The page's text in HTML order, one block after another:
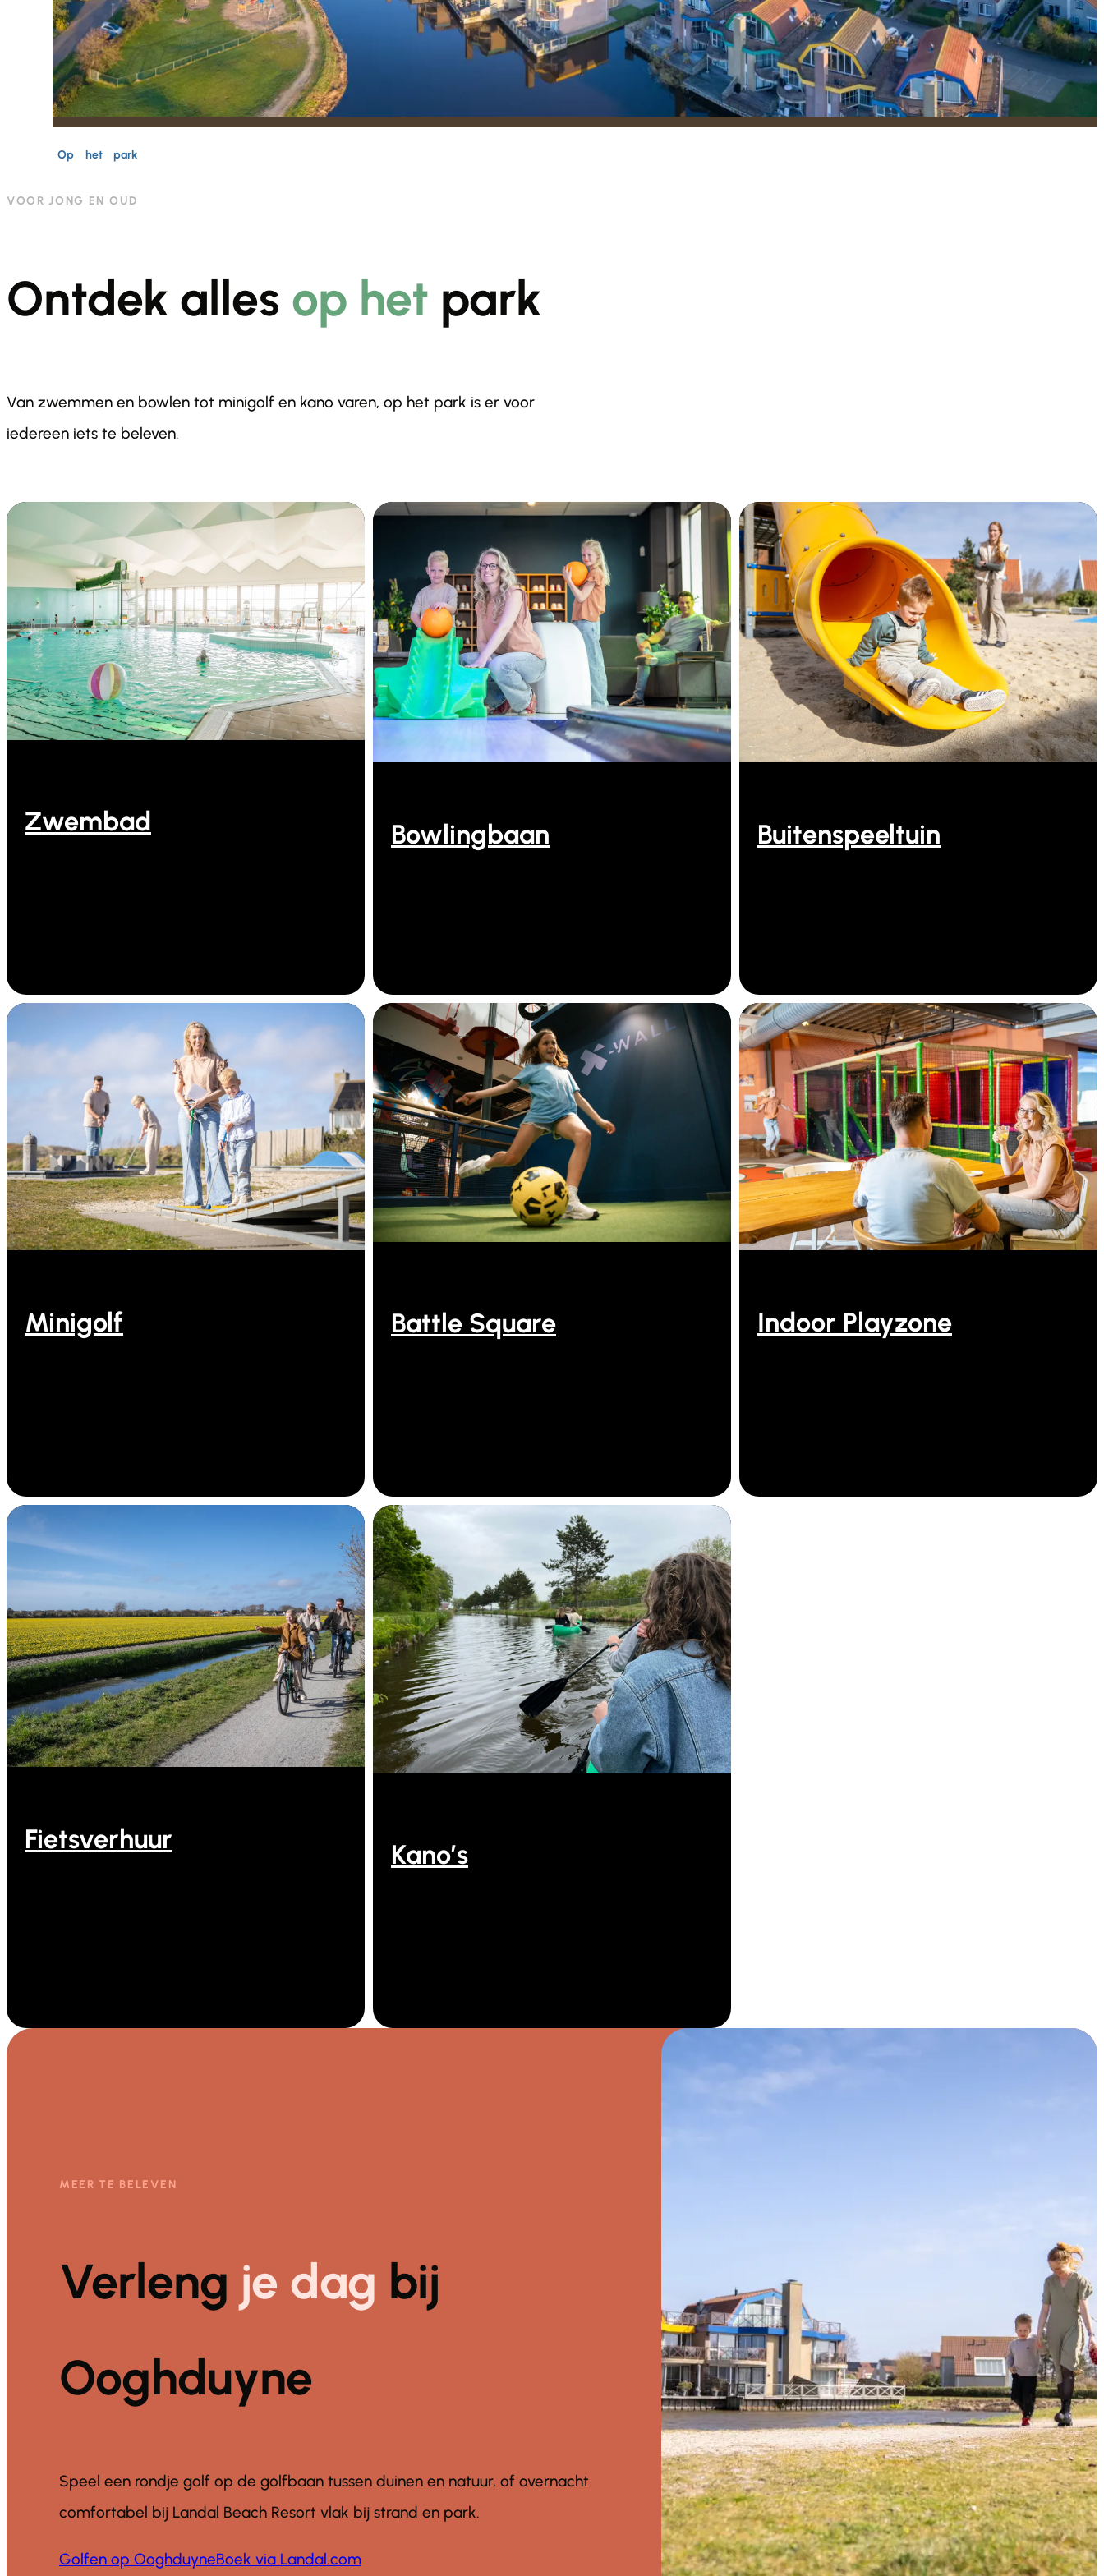
Op het park
VOOR JONG EN OUD
Ontdek alles op het park
Van zwemmen en bowlen tot minigolf en kano varen, op het park is er voor
iedereen iets te beleven.
Zwembad Bowlingbaan Buitenspeeltuin
Minigolf Battle Square Indoor Playzone
Fietsverhuur Kano’s
MEER TE BELEVEN
Verleng je dag bij
Ooghduyne
Speel een rondje golf op de golfbaan tussen duinen en natuur, of overnacht
comfortabel bij Landal Beach Resort vlak bij strand en park.
Golfen op OoghduyneBoek via Landal.com